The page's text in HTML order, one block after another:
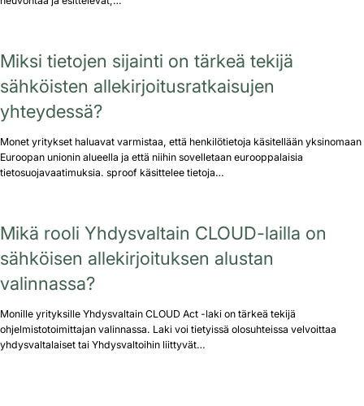
Miksi tietojen sijainti on tärkeä tekijä
sähköisten allekirjoitusratkaisujen
yhteydessä?
Monet yritykset haluavat varmistaa, että henkilötietoja käsitellään yksinomaan
Euroopan unionin alueella ja että niihin sovelletaan eurooppalaisia
tietosuojavaatimuksia. sproof käsittelee tietoja…
Mikä rooli Yhdysvaltain CLOUD-lailla on
sähköisen allekirjoituksen alustan
valinnassa?
Monille yrityksille Yhdysvaltain CLOUD Act -laki on tärkeä tekijä
ohjelmistotoimittajan valinnassa. Laki voi tietyissä olosuhteissa velvoittaa
yhdysvaltalaiset tai Yhdysvaltoihin liittyvät…